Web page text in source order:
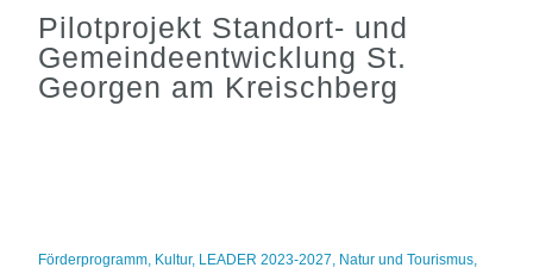
Pilotprojekt Standort- und
Gemeindeentwicklung St.
Georgen am Kreischberg
Förderprogramm, Kultur, LEADER 2023-2027, Natur und Tourismus,